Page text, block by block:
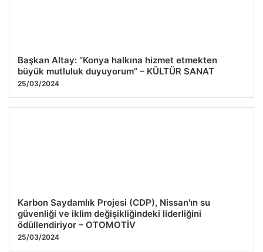
Başkan Altay: “Konya halkına hizmet etmekten
büyük mutluluk duyuyorum” – KÜLTÜR SANAT
25/03/2024
Karbon Saydamlık Projesi (CDP), Nissan'ın su
güvenliği ve iklim değişikliğindeki liderliğini
ödüllendiriyor – OTOMOTİV
25/03/2024